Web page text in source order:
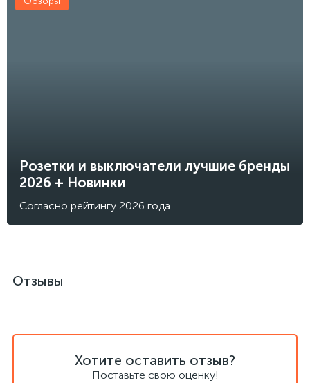
Розетки и выключатели лучшие бренды
2026 + Новинки
Согласно рейтингу 2026 года
Отзывы
Хотите оставить отзыв?
Поставьте свою оценку!